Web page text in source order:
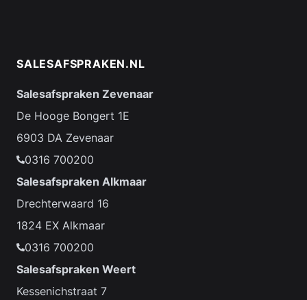
SALESAFSPRAKEN.NL
Salesafspraken Zevenaar
De Hooge Bongert 1E
6903 DA Zevenaar
0316 700200
Salesafspraken Alkmaar
Drechterwaard 16
1824 EX Alkmaar
0316 700200
Salesafspraken Weert
Kessenichstraat 7